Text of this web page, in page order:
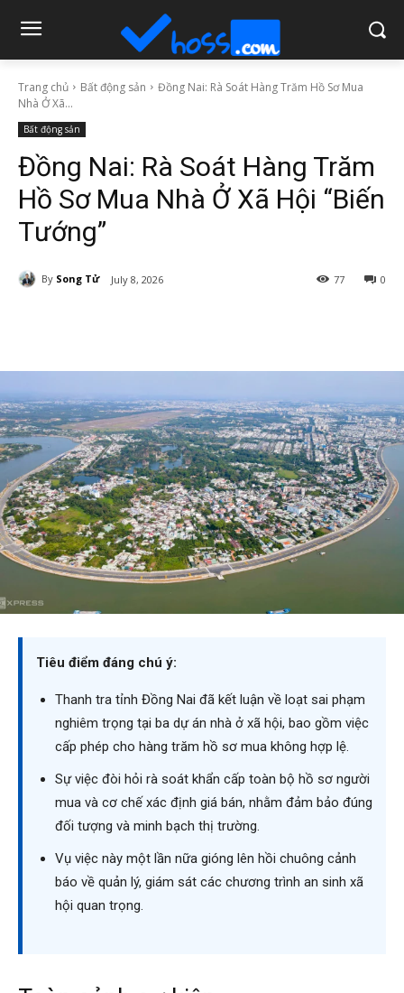
Trang chủ Bất động sản
Đồng Nai: Rà Soát Hàng Trăm Hồ Sơ Mua
Nhà Ở Xã...
Bất động sản
Đồng Nai: Rà Soát Hàng Trăm
Hồ Sơ Mua Nhà Ở Xã Hội “Biến
Tướng”
By Song Tử July 8, 2026 0
77
Tiêu điểm đáng chú ý:
Thanh tra tỉnh Đồng Nai đã kết luận về loạt sai phạm
nghiêm trọng tại ba dự án nhà ở xã hội, bao gồm việc
cấp phép cho hàng trăm hồ sơ mua không hợp lệ.
Sự việc đòi hỏi rà soát khẩn cấp toàn bộ hồ sơ người
mua và cơ chế xác định giá bán, nhằm đảm bảo đúng
đối tượng và minh bạch thị trường.
Vụ việc này một lần nữa gióng lên hồi chuông cảnh
báo về quản lý, giám sát các chương trình an sinh xã
hội quan trọng.